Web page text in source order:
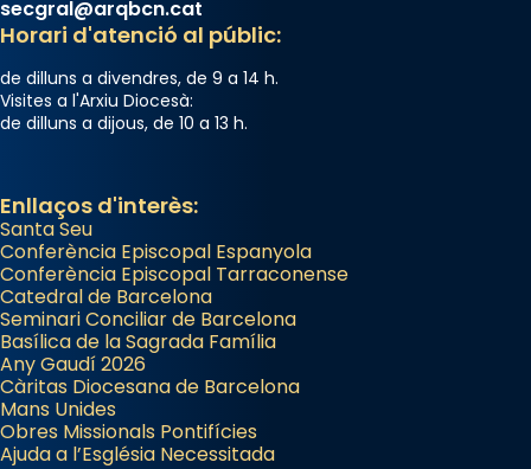
secgral@arqbcn.cat
Horari d'atenció al públic:
de dilluns a divendres, de 9 a 14 h.
Visites a l'Arxiu Diocesà:
de dilluns a dijous, de 10 a 13 h.
Enllaços d'interès:
Santa Seu
Conferència Episcopal Espanyola
Conferència Episcopal Tarraconense
Catedral de Barcelona
Seminari Conciliar de Barcelona
Basílica de la Sagrada Família
Any Gaudí 2026
Càritas Diocesana de Barcelona
Mans Unides
Obres Missionals Pontifícies
Ajuda a l’Església Necessitada